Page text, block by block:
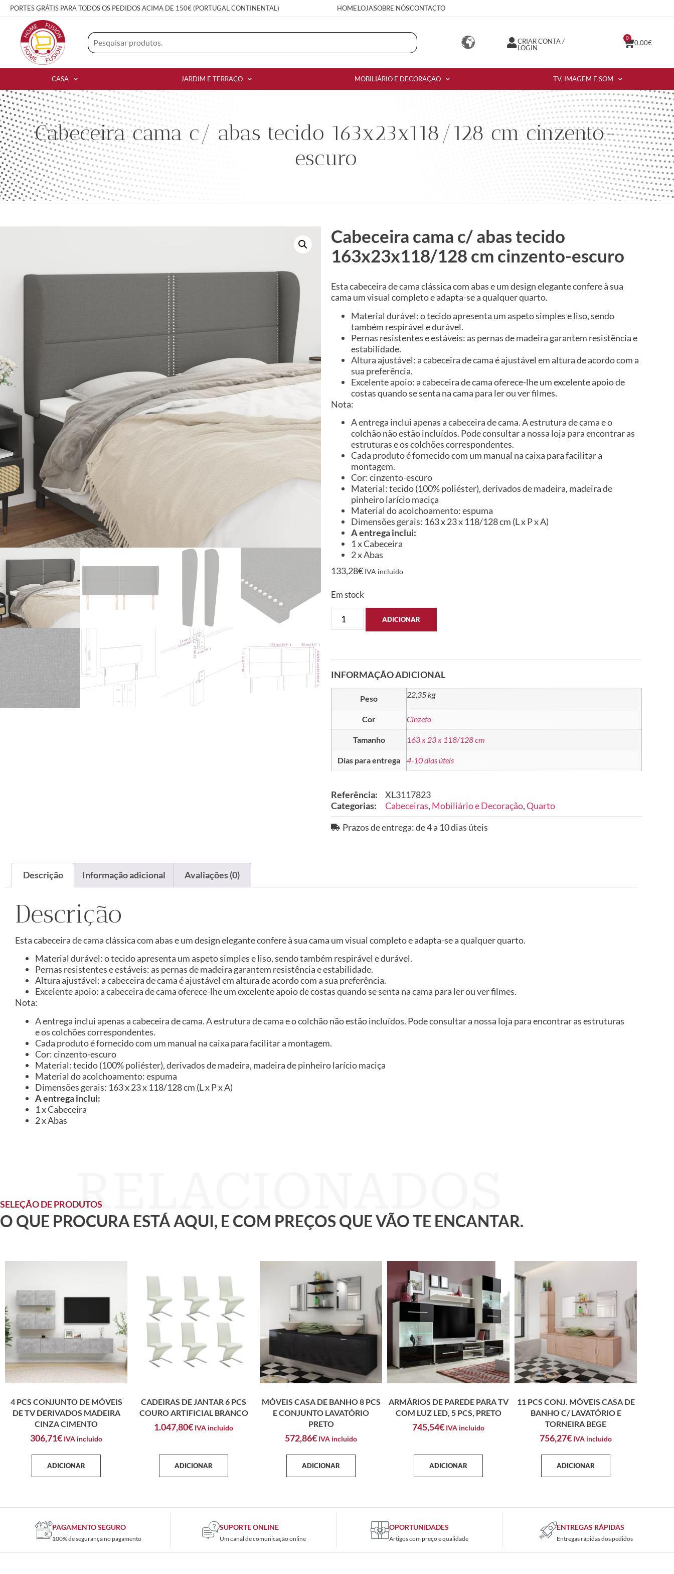
PORTES GRÁTIS PARA TODOS OS PEDIDOS ACIMA DE 150€ (PORTUGAL CONTINENTAL) HOMELOJASOBRE NÓSCONTACTO
CRIAR CONTA /
LOGIN
0,00€
0
CASA JARDIM E TERRAÇO MOBILIÁRIO E DECORAÇÃO TV, IMAGEM E SOM
Cabeceira cama c/ abas tecido 163x23x118/128 cm cinzento-
escuro
Cabeceira cama c/ abas tecido
163x23x118/128 cm cinzento-escuro
Esta cabeceira de cama clássica com abas e um design elegante confere à sua
cama um visual completo e adapta-se a qualquer quarto.
Material durável: o tecido apresenta um aspeto simples e liso, sendo
também respirável e durável.
Pernas resistentes e estáveis: as pernas de madeira garantem resistência e
estabilidade.
Altura ajustável: a cabeceira de cama é ajustável em altura de acordo com a
sua preferência.
Excelente apoio: a cabeceira de cama oferece-lhe um excelente apoio de
costas quando se senta na cama para ler ou ver filmes.
Nota:
A entrega inclui apenas a cabeceira de cama. A estrutura de cama e o
colchão não estão incluídos. Pode consultar a nossa loja para encontrar as
estruturas e os colchões correspondentes.
Cada produto é fornecido com um manual na caixa para facilitar a
montagem.
Cor: cinzento-escuro
Material: tecido (100% poliéster), derivados de madeira, madeira de
pinheiro larício maciça
Material do acolchoamento: espuma
Dimensões gerais: 163 x 23 x 118/128 cm (L x P x A)
A entrega inclui:
1 x Cabeceira
2 x Abas
133,28€ IVA incluido
Em stock
ADICIONAR
INFORMAÇÃO ADICIONAL
Peso 22,35 kg
Cor Cinzeto
Tamanho 163 x 23 x 118/128 cm
Dias para entrega 4-10 dias úteis
Referência:
XL3117823
Categorias:
Cabeceiras, Mobiliário e Decoração,Quarto
Prazos de entrega: de 4 a 10 dias úteis
Descrição Informação adicional Avaliações (0)
Descrição
Esta cabeceira de cama clássica com abas e um design elegante confere à sua cama um visual completo e adapta-se a qualquer quarto.
Material durável: o tecido apresenta um aspeto simples e liso, sendo também respirável e durável.
Pernas resistentes e estáveis: as pernas de madeira garantem resistência e estabilidade.
Altura ajustável: a cabeceira de cama é ajustável em altura de acordo com a sua preferência.
Excelente apoio: a cabeceira de cama oferece-lhe um excelente apoio de costas quando se senta na cama para ler ou ver filmes.
Nota:
A entrega inclui apenas a cabeceira de cama. A estrutura de cama e o colchão não estão incluídos. Pode consultar a nossa loja para encontrar as estruturas
e os colchões correspondentes.
Cada produto é fornecido com um manual na caixa para facilitar a montagem.
Cor: cinzento-escuro
Material: tecido (100% poliéster), derivados de madeira, madeira de pinheiro larício maciça
Material do acolchoamento: espuma
Dimensões gerais: 163 x 23 x 118/128 cm (L x P x A)
A entrega inclui:
1 x Cabeceira
2 x Abas
SELEÇÃO DE PRODUTOS
O QUE PROCURA ESTÁ AQUI, E COM PREÇOS QUE VÃO TE ENCANTAR.
4 PCS CONJUNTO DE MÓVEIS
DE TV DERIVADOS MADEIRA
CINZA CIMENTO
306,71€ IVA incluido
ADICIONAR
CADEIRAS DE JANTAR 6 PCS
COURO ARTIFICIAL BRANCO
1.047,80€ IVA incluido
ADICIONAR
MÓVEIS CASA DE BANHO 8 PCS
E CONJUNTO LAVATÓRIO
PRETO
572,86€ IVA incluido
ADICIONAR
ARMÁRIOS DE PAREDE PARA TV
COM LUZ LED, 5 PCS, PRETO
745,54€ IVA incluido
ADICIONAR
11 PCS CONJ. MÓVEIS CASA DE
BANHO C/ LAVATÓRIO E
TORNEIRA BEGE
756,27€ IVA incluido
ADICIONAR
PAGAMENTO SEGURO
100% de segurança no pagamento
SUPORTE ONLINE
Um canal de comunicação online
OPORTUNIDADES
Artigos com preço e qualidade
ENTREGAS RÁPIDAS
Entregas rápidas dos pedidos